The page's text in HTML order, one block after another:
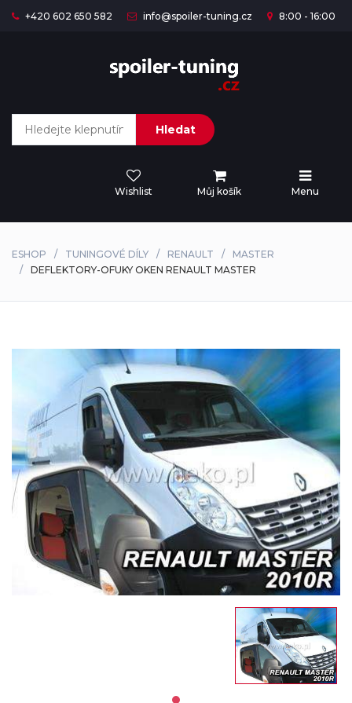
+420 602 650 582 info@spoiler-tuning.cz 8:00 - 16:00
Hledat
Wishlist Můj košík Menu
ESHOP TUNINGOVÉ DÍLY RENAULT
MASTER
DEFLEKTORY-OFUKY OKEN RENAULT MASTER